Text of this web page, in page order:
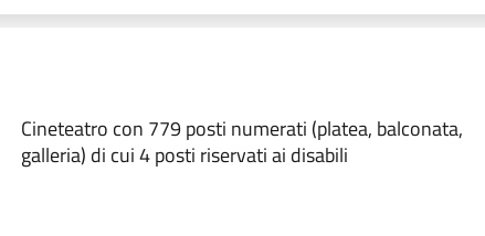
Cineteatro con 779 posti numerati (platea, balconata,
galleria) di cui 4 posti riservati ai disabili